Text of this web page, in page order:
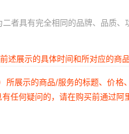
者具有完全相同的品牌、品质、
展示的具体时间和所对应的商品
展示的商品/服务的标题、价
何疑问的，请在购买前通过